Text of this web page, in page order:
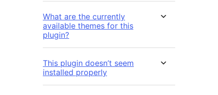
What are the currently
available themes for this
plugin?
This plugin doesn’t seem
installed properly